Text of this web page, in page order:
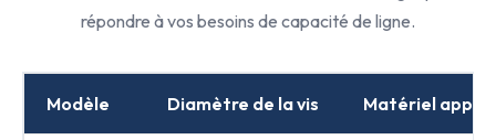
répondre à vos besoins de capacité de ligne.
Modèle Diamètre de la vis Matériel